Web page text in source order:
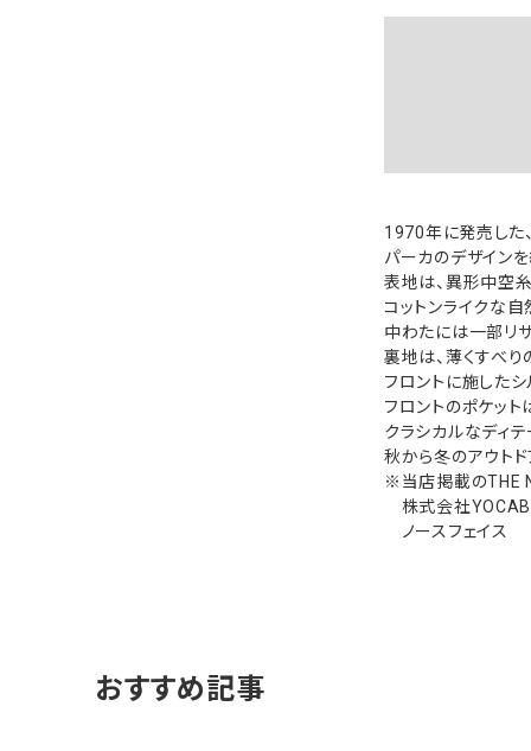
1970年に発売した
パーカのデザイン
表地は、異形中空
コットンライクな自
中わたには一部リ
裏地は、薄くすべり
フロントに施した
フロントのポケッ
クラシカルなディ
秋から冬のアウト
※当店掲載のTHE
株式会社
ノースフェイス
おすすめ記事